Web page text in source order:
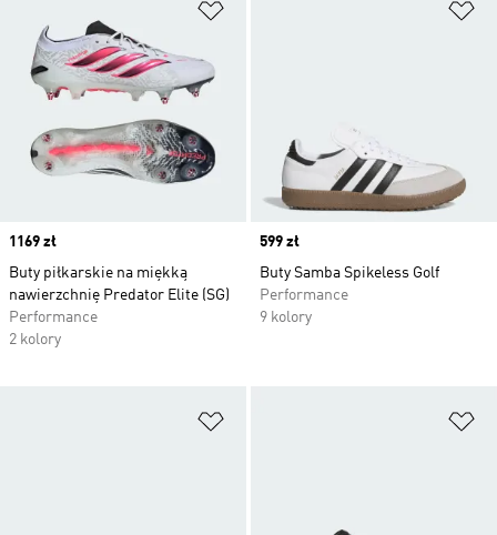
Price
1169 zł
Buty piłkarskie na miękką
nawierzchnię Predator Elite (SG)
Performance
2 kolory
Price
599 zł
Buty Samba Spikeless Golf
Performance
9 kolory